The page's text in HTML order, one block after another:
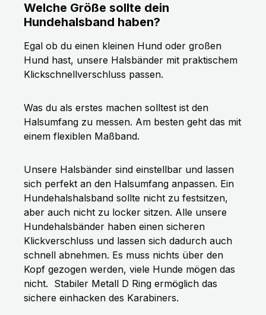
Welche Größe sollte dein
Hundehalsband haben?
Egal ob du einen kleinen Hund oder großen
Hund hast, unsere Halsbänder mit praktischem
Klickschnellverschluss passen.
Was du als erstes machen solltest ist den
Halsumfang zu messen. Am besten geht das mit
einem flexiblen Maßband.
Unsere Halsbänder sind einstellbar und lassen
sich perfekt an den Halsumfang anpassen. Ein
Hundehalshalsband sollte nicht zu festsitzen,
aber auch nicht zu locker sitzen. Alle unsere
Hundehalsbänder haben einen sicheren
Klickverschluss und lassen sich dadurch auch
schnell abnehmen. Es muss nichts über den
Kopf gezogen werden, viele Hunde mögen das
nicht. Stabiler Metall D Ring ermöglich das
sichere einhacken des Karabiners.